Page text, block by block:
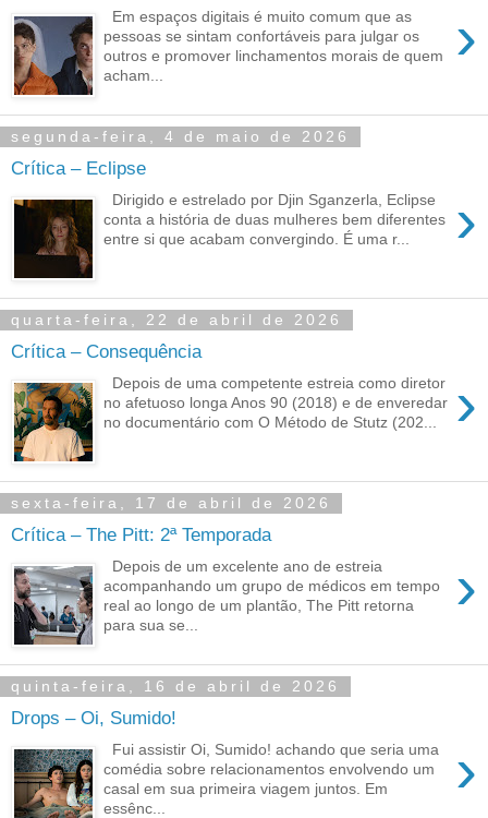
›
Em espaços digitais é muito comum que as
pessoas se sintam confortáveis para julgar os
outros e promover linchamentos morais de quem
acham...
segunda-feira, 4 de maio de 2026
Crítica – Eclipse
›
Dirigido e estrelado por Djin Sganzerla, Eclipse
conta a história de duas mulheres bem diferentes
entre si que acabam convergindo. É uma r...
quarta-feira, 22 de abril de 2026
Crítica – Consequência
›
Depois de uma competente estreia como diretor
no afetuoso longa Anos 90 (2018) e de enveredar
no documentário com O Método de Stutz (202...
sexta-feira, 17 de abril de 2026
Crítica – The Pitt: 2ª Temporada
›
Depois de um excelente ano de estreia
acompanhando um grupo de médicos em tempo
real ao longo de um plantão, The Pitt retorna
para sua se...
quinta-feira, 16 de abril de 2026
Drops – Oi, Sumido!
›
Fui assistir Oi, Sumido! achando que seria uma
comédia sobre relacionamentos envolvendo um
casal em sua primeira viagem juntos. Em
essênc...